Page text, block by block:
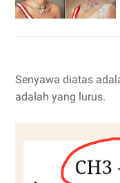
Senyawa diatas
adalah yang lurus.